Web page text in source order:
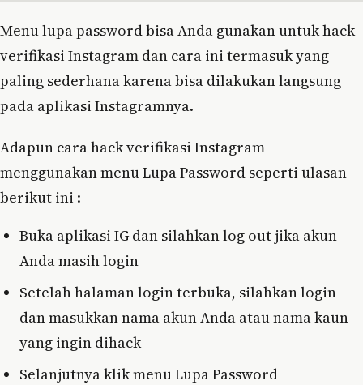
Menu lupa password bisa Anda gunakan untuk hack
verifikasi Instagram dan cara ini termasuk yang
paling sederhana karena bisa dilakukan langsung
pada aplikasi Instagramnya.
Adapun cara hack verifikasi Instagram
menggunakan menu Lupa Password seperti ulasan
berikut ini :
Buka aplikasi IG dan silahkan log out jika akun
Anda masih login
Setelah halaman login terbuka, silahkan login
dan masukkan nama akun Anda atau nama kaun
yang ingin dihack
Selanjutnya klik menu Lupa Password